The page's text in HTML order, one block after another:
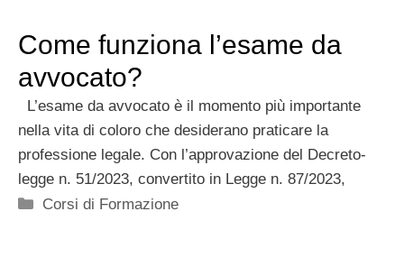
Come funziona l’esame da
avvocato?
L’esame da avvocato è il momento più importante
nella vita di coloro che desiderano praticare la
professione legale. Con l’approvazione del Decreto-
legge n. 51/2023, convertito in Legge n. 87/2023,
Categorie
Corsi di Formazione